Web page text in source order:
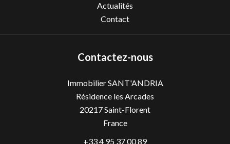
Actualités
Contact
Contactez-nous
Immobilier SANT'ANDRIA
Résidence les Arcades
20217Saint-Florent
France
+33 4 95 37 00 89